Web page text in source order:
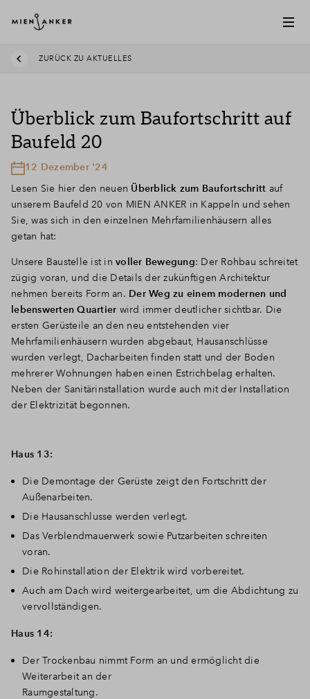
ZURÜCK ZU AKTUELLES
Überblick zum Baufortschritt auf
Baufeld 20
12 Dezember '24
Lesen Sie hier den neuen Überblick zum Baufortschritt auf
unserem Baufeld 20 von MIEN ANKER in Kappeln und sehen
Sie, was sich in den einzelnen Mehrfamilienhäusern alles
getan hat:
Unsere Baustelle ist in voller Bewegung: Der Rohbau schreitet
zügig voran, und die Details der zukünftigen Architektur
nehmen bereits Form an. Der Weg zu einem modernen und
lebenswerten Quartier wird immer deutlicher sichtbar. Die
ersten Gerüsteile an den neu entstehenden vier
Mehrfamilienhäusern wurden abgebaut, Hausanschlüsse
wurden verlegt, Dacharbeiten finden statt und der Boden
mehrerer Wohnungen haben einen Estrichbelag erhalten.
Neben der Sanitärinstallation wurde auch mit der Installation
der Elektrizität begonnen.
Haus 13:
Die Demontage der Gerüste zeigt den Fortschritt der
Außenarbeiten.
Die Hausanschlusse werden verlegt.
Das Verblendmauerwerk sowie Putzarbeiten schreiten
voran.
Die Rohinstallation der Elektrik wird vorbereitet.
Auch am Dach wird weitergearbeitet, um die Abdichtung zu
vervollständigen.
Haus 14:
Der Trockenbau nimmt Form an und ermöglicht die
Weiterarbeit an der
Raumgestaltung.